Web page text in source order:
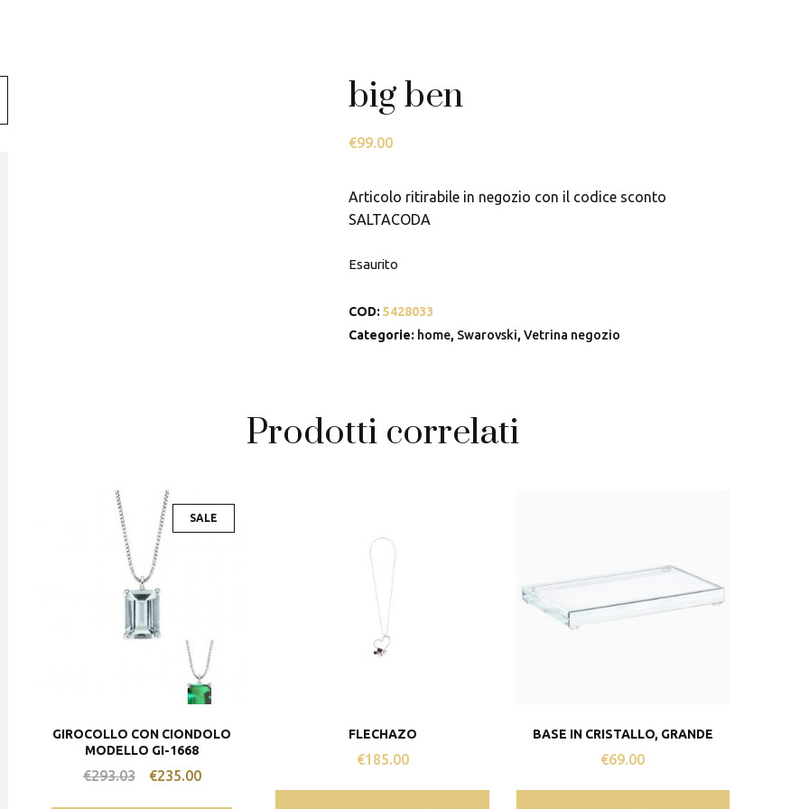
big ben
€99.00
Articolo ritirabile in negozio con il codice sconto
SALTACODA
Esaurito
COD: 5428033
Categorie: home, Swarovski,Vetrina negozio
Prodotti correlati
SALE
GIROCOLLO CON CIONDOLO
MODELLO GI-1668
€293.03
Il
€235.00Il
FLECHAZO
€185.00
BASE IN CRISTALLO, GRANDE
€69.00